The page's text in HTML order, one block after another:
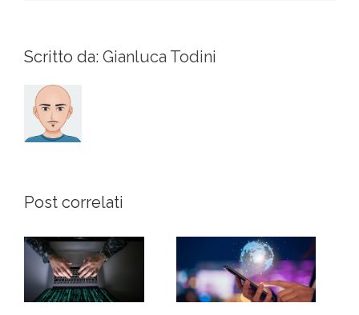
Scritto da: Gianluca Todini
Post correlati